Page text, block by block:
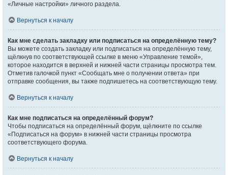
«Личные настройки» личного раздела.
Вернуться к началу
Как мне сделать закладку или подписаться на определённую тему?
Вы можете создать закладку или подписаться на определённую тему,
щёлкнув по соответствующей ссылке в меню «Управление темой»,
которое находится в верхней и нижней части страницы просмотра тем.
Отметив галочкой пункт «Сообщать мне о получении ответа» при
отправке сообщения, вы также подпишетесь на соответствующую тему.
Вернуться к началу
Как мне подписаться на определённый форум?
Чтобы подписаться на определённый форум, щёлкните по ссылке
«Подписаться на форум» в нижней части страницы просмотра
соответствующего форума.
Вернуться к началу